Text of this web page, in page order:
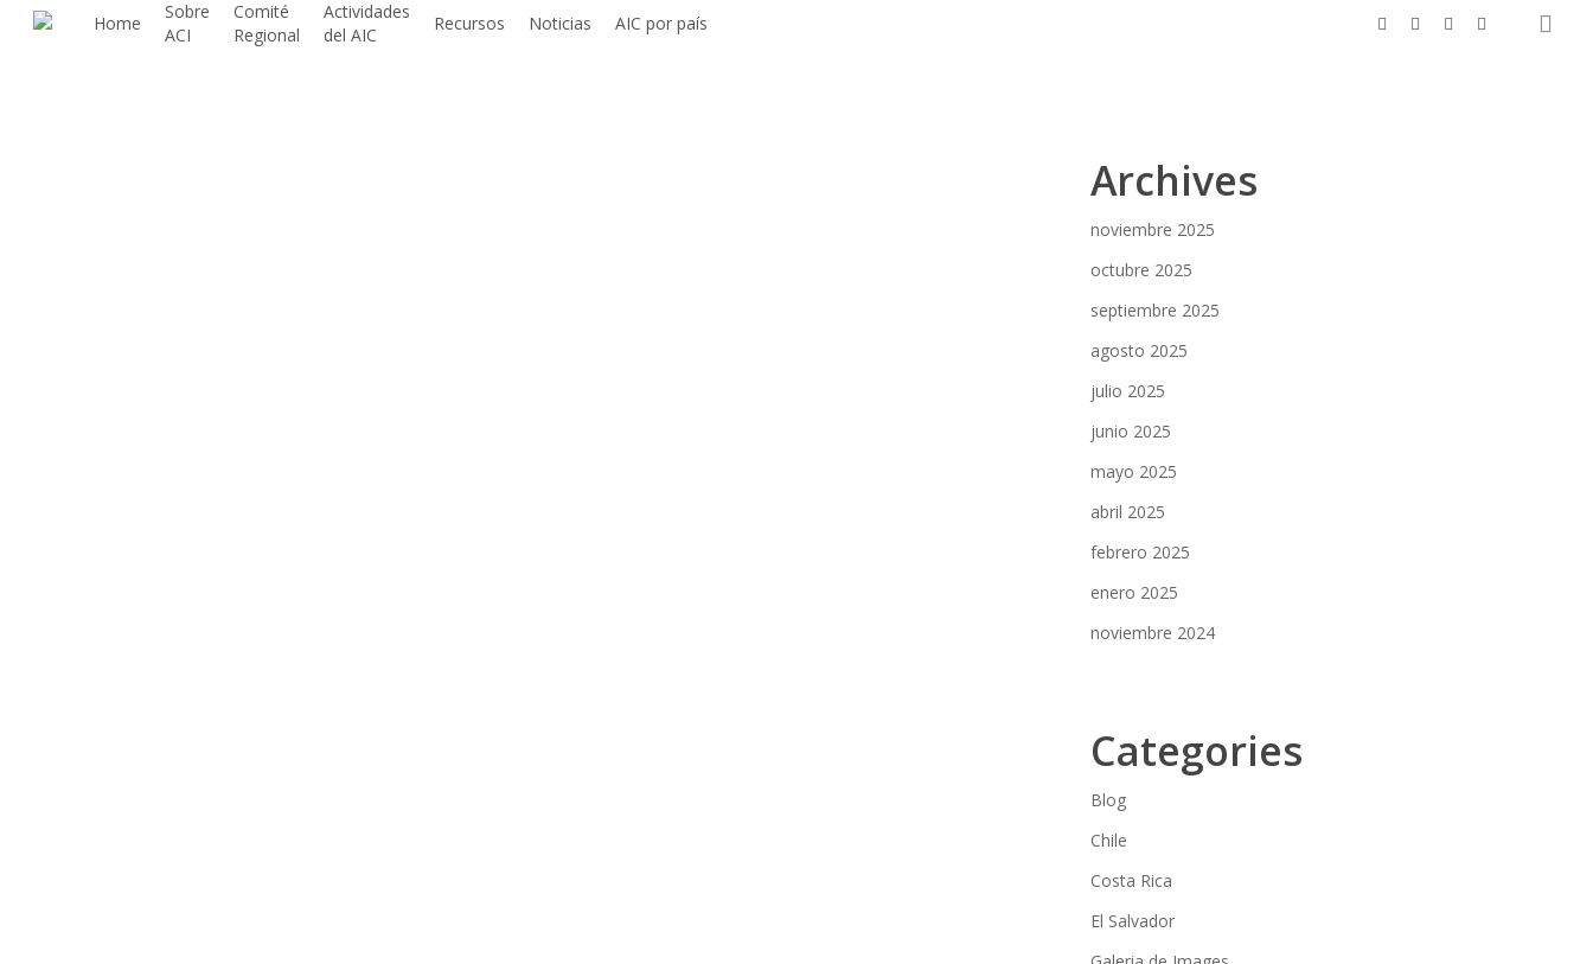
Saltar
Home
Sobre
ACI
Comité
Regional
Actividades
del AIC
Recursos Noticias AIC por país
x-
facebook
linkedininstagram
Archives
noviembre 2025
octubre 2025
septiembre 2025
agosto 2025
julio 2025
junio 2025
mayo 2025
abril 2025
febrero 2025
enero 2025
noviembre 2024
Categories
Blog
Chile
Costa Rica
El Salvador